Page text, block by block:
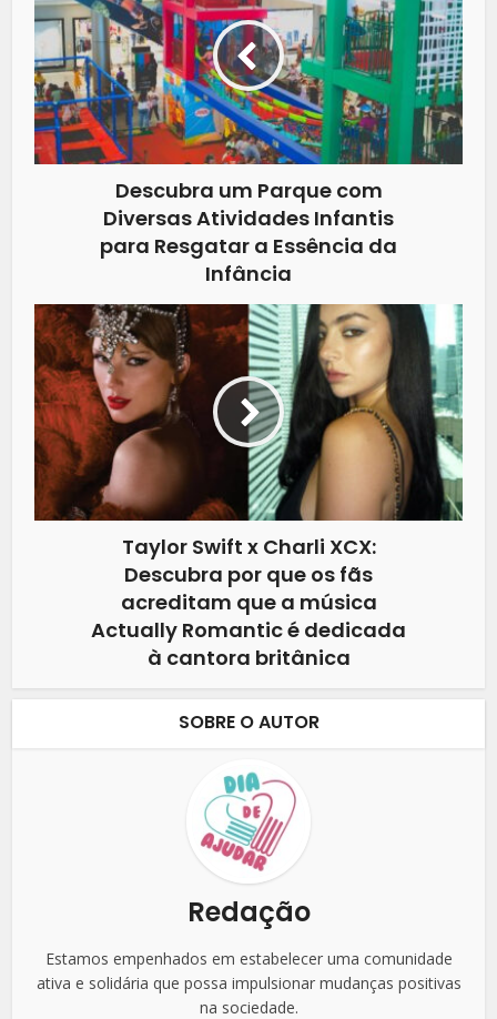
Descubra um Parque com
Diversas Atividades Infantis
para Resgatar a Essência da
Infância
Taylor Swift x Charli XCX:
Descubra por que os fãs
acreditam que a música
Actually Romantic é dedicada
à cantora britânica
SOBRE O AUTOR
Redação
Estamos empenhados em estabelecer uma comunidade
ativa e solidária que possa impulsionar mudanças positivas
na sociedade.